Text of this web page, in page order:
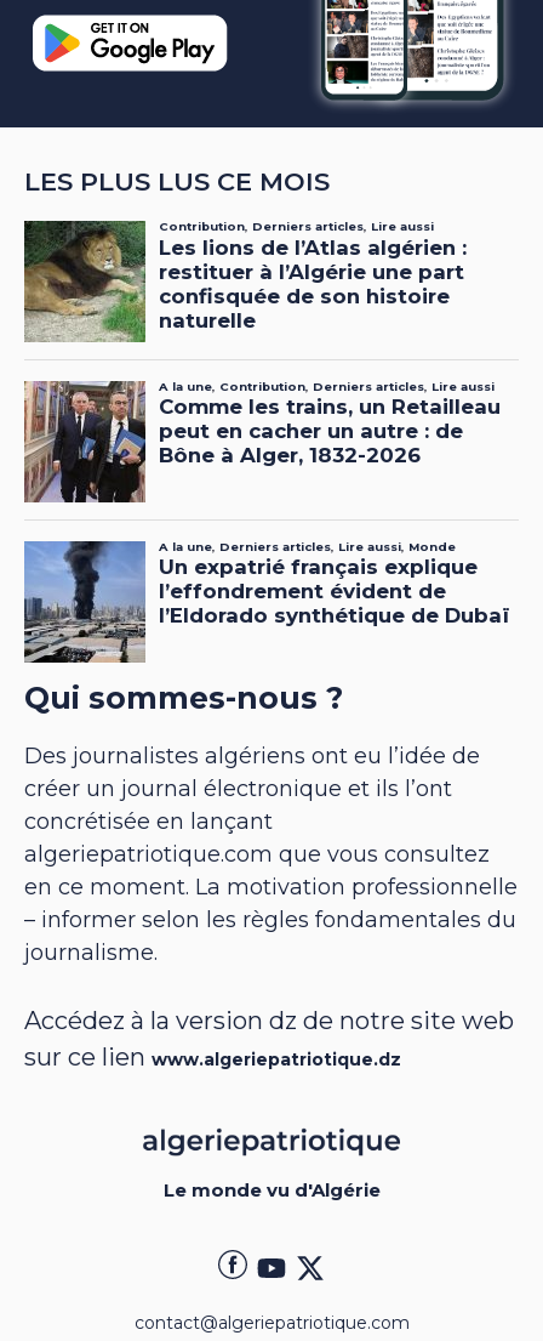
LES PLUS LUS CE MOIS
Qui sommes-nous ?
Des journalistes algériens ont eu l’idée de
créer un journal électronique et ils l’ont
concrétisée en lançant
algeriepatriotique.com que vous consultez
en ce moment. La motivation professionnelle
– informer selon les règles fondamentales du
journalisme.
Accédez à la version dz de notre site web
sur ce lien www.algeriepatriotique.dz
Le monde vu d'Algérie
contact@algeriepatriotique.com